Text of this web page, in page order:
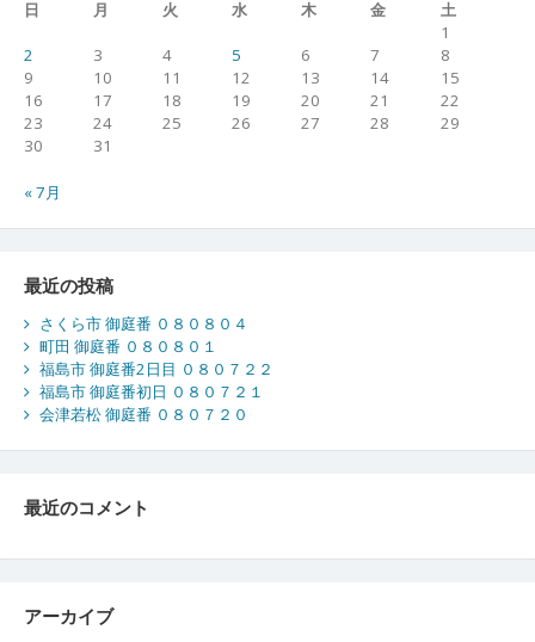
日 月 火 水 木 金
土
1
2
3 4 5 6 7
8
9
10 11 12 13 14
15
16
17 18 19 20 21
22
23
24 25 26 27 28
29
30
31
« 7月
最近の投稿
さくら市 御庭番 ０８０８０４
町田 御庭番 ０８０８０１
福島市 御庭番2日目 ０８０７２２
福島市 御庭番初日 ０８０７２１
会津若松 御庭番 ０８０７２０
最近のコメント
アーカイブ